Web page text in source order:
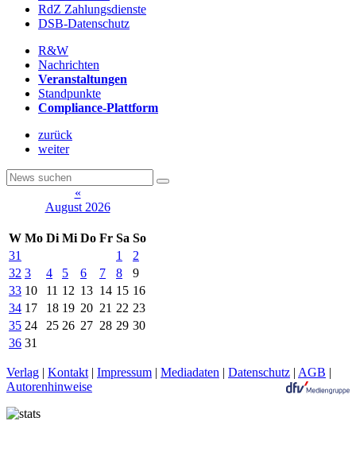
RdZ Zahlungsdienste
DSB-Datenschutz
R&W
Nachrichten
Veranstaltungen
Standpunkte
Compliance-Plattform
zurück
weiter
«
August 2026
W Mo Di Mi Do Fr Sa So
31
1
2
32 3 4 5 6 7 8
9
33 10 11 12 13 14 15 16
34 17 18 19 20 21 22 23
35 24 25 26 27 28 29 30
36 31
Verlag | Kontakt | Impressum | Mediadaten | Datenschutz | AGB |
Autorenhinweise